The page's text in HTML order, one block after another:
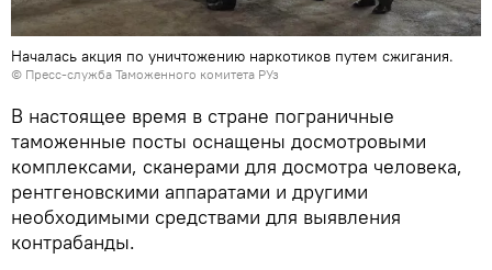
Началась акция по уничтожению наркотиков путем сжигания.
© Пресс-служба Таможенного комитета РУз
В настоящее время в стране пограничные
таможенные посты оснащены досмотровыми
комплексами, сканерами для досмотра человека,
рентгеновскими аппаратами и другими
необходимыми средствами для выявления
контрабанды.